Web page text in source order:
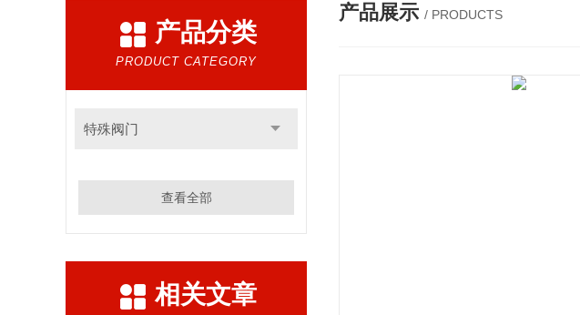
产品分类
PRODUCT CATEGORY
特殊阀门
查看全部
相关文章
产品展示 / PRODUCTS